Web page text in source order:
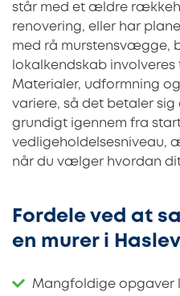
står med et ældre
renovering, eller har
med rå murstensvægge,
lokalkendskab
Materialer, udformning
variere, så det betaler
grundigt igennem fra
vedligeholdelsesniveau,
når du vælger hvordan
Fordele ved at
en murer i Haslev
Mangfoldige opgaver